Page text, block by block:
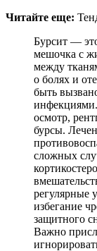
Читайте еще:
Бурсит —
мешочка с
между
о болях и
быть
осмотр,
бурсы.
сложных
регулярные
избегание
защитного
Важно